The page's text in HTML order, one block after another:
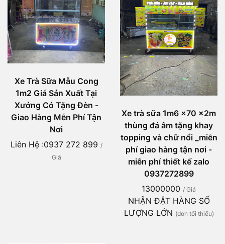
Xe Trà Sữa Mẫu Cong
1m2 Giá Sản Xuất Tại
Xưởng Có Tặng Đèn -
Giao Hàng Mễn Phí Tận
Nơi
Liên Hệ :0937 272 899 /
Giá
Xe trà sữa 1m6 x70 x2m
thùng đá âm tặng khay
topping và chữ nổi _miễn
phí giao hàng tận nơi -
miễn phí thiết kế zalo
0937272899
13000000 / Giá
NHẬN ĐẶT HÀNG SỐ
LƯỢNG LỚN (đơn tối thiểu)